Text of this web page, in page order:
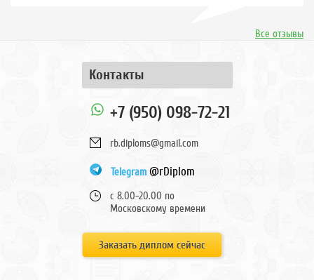
Все отзывы
Контакты
+7 (950) 098-72-21
rb.diploms@gmail.com
Telegram@rDiplom
с 8.00-20.00 по
Московскому времени
Заказать диплом сейчас